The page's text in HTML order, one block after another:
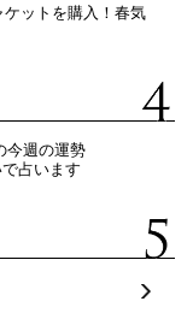
ットを購入！春気
今週の運勢
占います